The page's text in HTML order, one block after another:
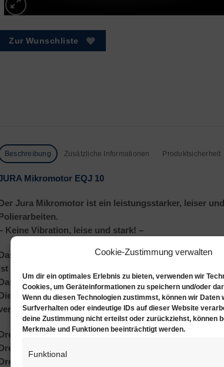
Cookie-Zustimmung verwalten
Um dir ein optimales Erlebnis zu bieten, verwenden wir
Cookies, um Geräteinformationen zu speichern und/oder
Wenn du diesen Technologien zustimmst, können wir Daten
Surfverhalten oder eindeutige IDs auf dieser Website
deine Zustimmung nicht erteilst oder zurückziehst, können
Merkmale und Funktionen beeinträchtigt werden.
Funktional
Zur Wunschliste
Beschreibung Zusätzliche Informationen Produktsicherheit
Mikromotor EQJ 10
Der Jura Mikromotor ist ein leistungsstarker, leiser
Polierarbeiten.
Keine Vibration, leise und stark! –
Das schlanke Handstück für den Mikromotor ist ideal
es leicht wie ein Stift und reduziert die Ermüdung
Das robuste Hochleistungshandstück ist für große
Die enthaltene Tischhalterung für das Handstück ist
Drehmoment: 7,8 N/cm
Drehzahl max.: 35.000 Upm (stufenlos)
Drehrichtung: Rechtslauf + Linkslauf